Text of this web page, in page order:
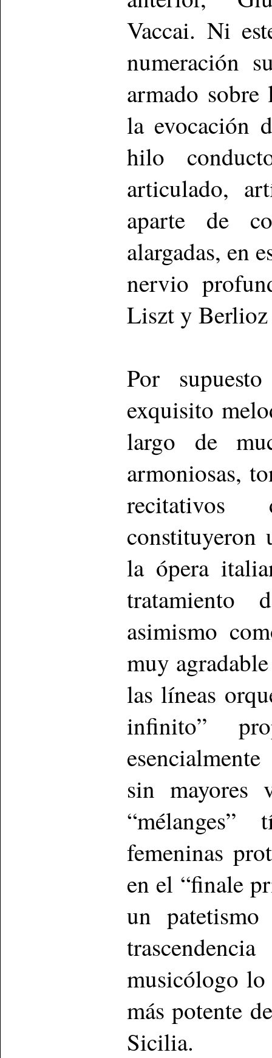
Vaccai. Ni
numeración
armado sobre
la evocación
hilo
articulado,
aparte de
alargadas, en
nervio
Liszt y Berlioz
Por
exquisito
largo de
armoniosas,
recitativos
constituyeron
la ópera
tratamiento
asimismo
muy
las líneas
infinito”
sin mayores
femeninas
en el “finale
un
musicólogo
más potente
Sicilia.